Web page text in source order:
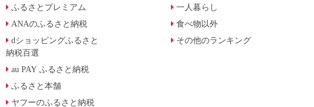
ふるさとプレミアム
ANAのふるさと納税
dショッピングふるさと
納税百選
au PAY ふるさと納税
ふるさと本舗
ヤフーのふるさと納税
一人暮らし
食べ物以外
その他のランキング